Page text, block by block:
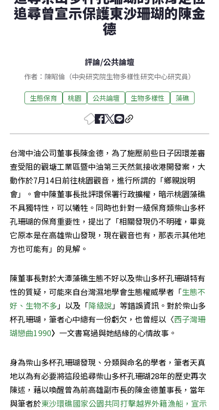
追尋曾宣示保護東沙珊瑚的陳金
德
評論/公共論壇
作者：陳昭倫（中央研究院生物多樣性研究中心研究員）
生態保育 桃園 公共論壇 生物多樣性 藻礁
台灣中油公司董事長陳金德，為了施壓前些日子因環差審
查受阻的觀塘工業區暨中油第三天然氣接收港開發案，大
動作於7月14日前往桃園觀音，進行所謂的「鄉親說明
會」。會中陳董事長批評環保署行政擴權，暗示桃園藻礁
不具獨特性，可以犧牲。同時也針對一級保育類柴山多杯
孔珊瑚的保育重要性，提出了「相關發現仍不明確，畢竟
它原本是在高雄柴山發現，現在觀音也有，那表示其他地
方也可能有」的見解。
陳董事長對於大潭藻礁生態不好以及柴山多杯孔珊瑚特有
性的質疑，可能來自台灣濕地學會生態權威學者「生態不
好、生物不多」以及「降級說」等錯誤資訊。對於柴山多
杯孔珊瑚，筆者心中總有一份虧欠，也曾經以〈西子灣珊
瑚戀曲1990〉 一文書寫過與她結緣的心情故事。
身為柴山多杯孔珊瑚發現、分類與命名的學者，筆者天真
地以為有必要將這段追尋柴山多杯孔珊瑚28年的歷史再次
陳述，藉以喚醒曾為前高雄副市長的陳金德董事長，當年
與筆者於東沙環礁國家公園共同打擊越界外籍漁船，宣示